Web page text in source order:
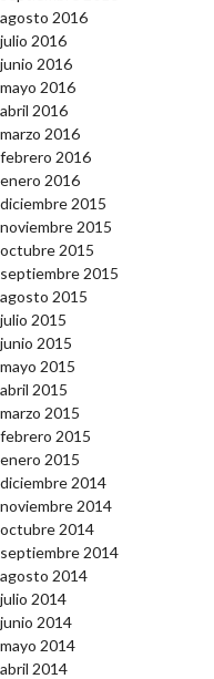
agosto 2016
julio 2016
junio 2016
mayo 2016
abril 2016
marzo 2016
febrero 2016
enero 2016
diciembre 2015
noviembre 2015
octubre 2015
septiembre 2015
agosto 2015
julio 2015
junio 2015
mayo 2015
abril 2015
marzo 2015
febrero 2015
enero 2015
diciembre 2014
noviembre 2014
octubre 2014
septiembre 2014
agosto 2014
julio 2014
junio 2014
mayo 2014
abril 2014